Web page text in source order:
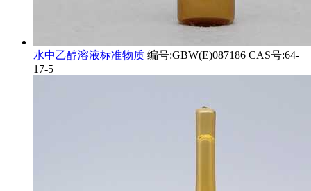
水中乙醇溶液标准物质 编号:GBW(E)087186 CAS号:64-
17-5